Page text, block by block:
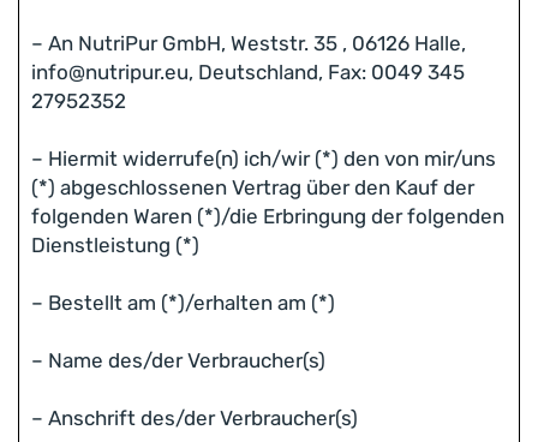
– An NutriPur GmbH, Weststr. 35 , 06126 Halle,
info@nutripur.eu, Deutschland, Fax: 0049 345
27952352
– Hiermit widerrufe(n) ich/wir (*) den von mir/uns
(*) abgeschlossenen Vertrag über den Kauf der
folgenden Waren (*)/die Erbringung der folgenden
Dienstleistung (*)
– Bestellt am (*)/erhalten am (*)
– Name des/der Verbraucher(s)
– Anschrift des/der Verbraucher(s)